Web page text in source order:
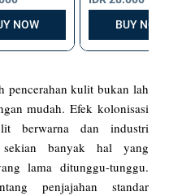
pencerahan kulit bukan lah
mudah. Efek kolonisasi
berwarna dan industri
banyak hal yang
lama ditunggu-tunggu.
penjajahan standar